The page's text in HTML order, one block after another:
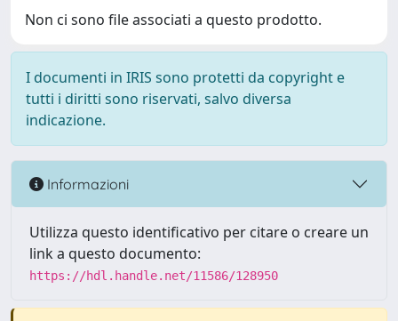
Non ci sono file associati a questo prodotto.
I documenti in IRIS sono protetti da copyright e
tutti i diritti sono riservati, salvo diversa
indicazione.
Informazioni
Utilizza questo identificativo per citare o creare un
link a questo documento:
https://hdl.handle.net/11586/128950